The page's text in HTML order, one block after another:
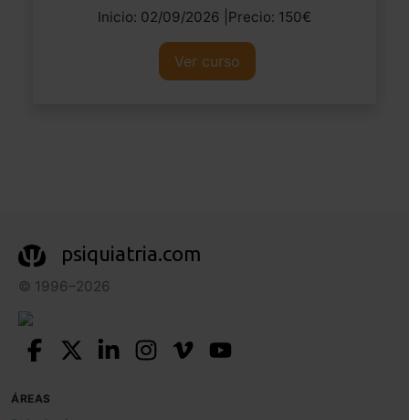
Inicio: 02/09/2026 |Precio: 150€
Ver curso
psiquiatria.com
© 1996–2026
ÁREAS